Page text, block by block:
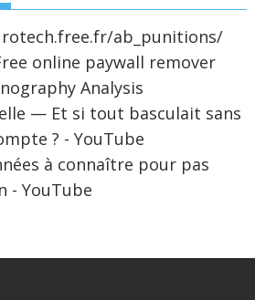
ab_punitions/
online paywall remover
Analysis
— Et si tout basculait sans
? - YouTube
à connaître pour pas
- YouTube